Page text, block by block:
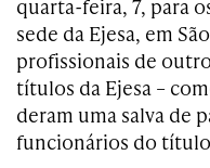
quarta-feira, 7, para
sede da Ejesa, em
profissionais de
títulos da Ejesa –
deram uma salva de
funcionários do